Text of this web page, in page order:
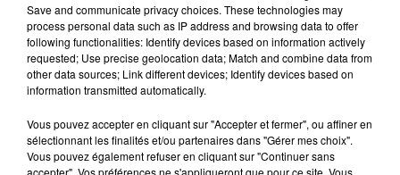
23 juillet 2026
INCENDIE MORTEL À LENS : UNE FEMME ET
SON BÉBÉ ENTRE LA VIE ET LA...
Un homme s'est immolé par le feu après avoir
aspergé sa compagne et leur bébé de trois mois
d'un liquide inflammable.
Save and communicate privacy choices. These technologies may
process personal data such as IP address and browsing data to offer
following functionalities: Identify devices based on information actively
requested; Use precise geolocation data; Match and combine data from
other data sources; Link different devices; Identify devices based on
information transmitted automatically.
Vous pouvez accepter en cliquant sur "Accepter et fermer", ou affiner en
sélectionnant les finalités et/ou partenaires dans "Gérer mes choix".
Vous pouvez également refuser en cliquant sur "Continuer sans
accepter". Vos préférences ne s'appliqueront que pour ce site. Vous